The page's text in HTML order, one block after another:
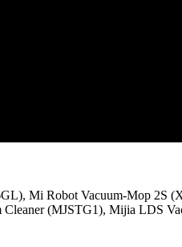
Mi Robot Vacuum-Mop 2S
(MJSTG1), Mijia LDS